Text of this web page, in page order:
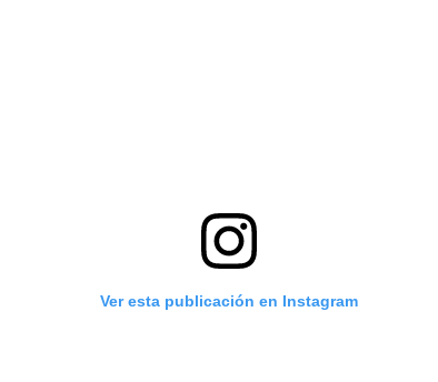
Ver esta publicación en Instagram